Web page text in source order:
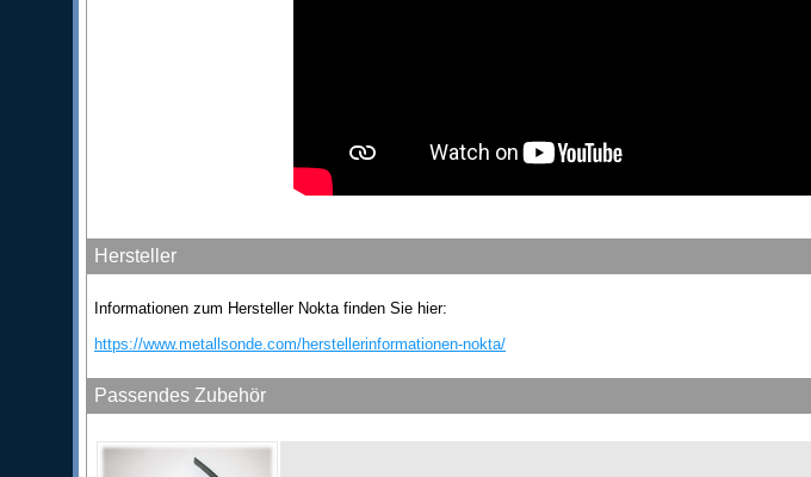
Hersteller
Informationen zum Hersteller Nokta finden Sie hier:
https://www.metallsonde.com/herstellerinformationen-nokta/
Passendes Zubehör